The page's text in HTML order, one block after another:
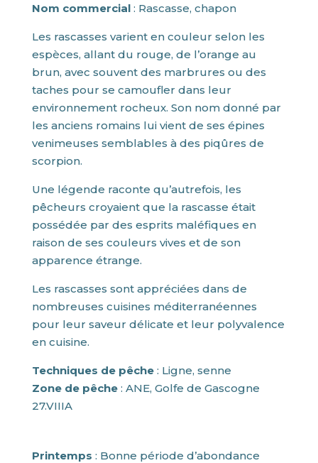
Nom commercial: Rascasse, chapon
Les rascasses varient en couleur selon les
espèces, allant du rouge, de l’orange au
brun, avec souvent des marbrures ou des
taches pour se camoufler dans leur
environnement rocheux. Son nom donné par
les anciens romains lui vient de ses épines
venimeuses semblables à des piqûres de
scorpion.
Une légende raconte qu’autrefois, les
pêcheurs croyaient que la rascasse était
possédée par des esprits maléfiques en
raison de ses couleurs vives et de son
apparence étrange.
Les rascasses sont appréciées dans de
nombreuses cuisines méditerranéennes
pour leur saveur délicate et leur polyvalence
en cuisine.
Techniques de pêche: Ligne, senne
Zone de pêche: ANE, Golfe de Gascogne
27.VIIIA
Printemps : Bonne période d’abondance